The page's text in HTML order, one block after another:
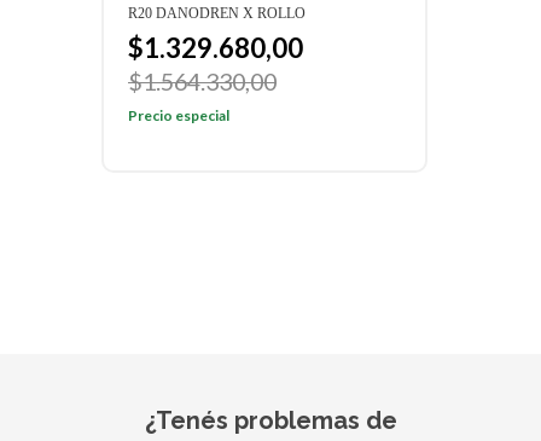
R20 DANODREN X ROLLO
$1.329.680,00
$1.564.330,00
Precio especial
¿Tenés problemas de